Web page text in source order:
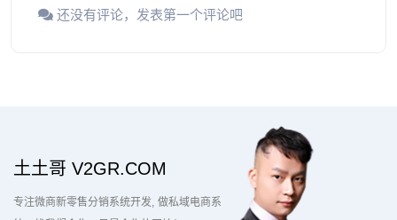
还没有评论，发表第一个评论吧
土土哥 V2GR.COM
专注微商新零售分销系统开发 做私域电商系